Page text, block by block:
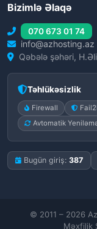
Bizimlə Əlaqə
070 673 01 74
info@azhosting.az
Qəbələ şəhəri,
Təhlükəsizlik
Firewall
Avtomatik
Bugün giriş: 387
© 2011 – 2026
Məxfilik